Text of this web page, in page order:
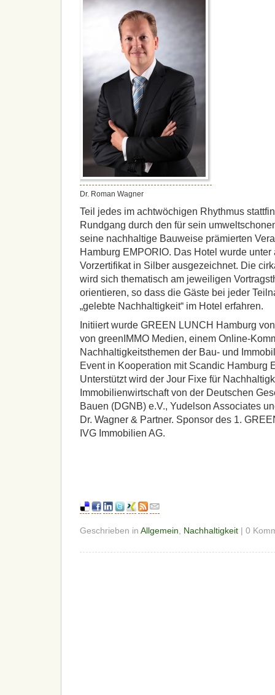
Dr. Roman Wagner
Teil jedes im achtwöchigen Rhythmus
Rundgang durch den für sein
seine nachhaltige Bauweise prämierten
Hamburg EMPORIO. Das Hotel wurde
Vorzertifikat in Silber ausgezeichnet. Die
wird sich thematisch am jeweiligen
orientieren, so dass die Gäste bei jeder
„gelebte Nachhaltigkeit“ im Hotel erfahren.
Initiiert wurde GREEN LUNCH Hamburg
von greenIMMO Medien, einem Online-
Nachhaltigkeitsthemen der Bau- und
Event in Kooperation mit Scandic Hamburg
Unterstützt wird der Jour Fixe für
Immobilienwirtschaft von der Deutschen
Bauen (DGNB) e.V., Yudelson Associates
Dr. Wagner & Partner. Sponsor des 1.
IVG Immobilien AG.
Geschrieben in Allgemein Nachhaltigkeit | 0